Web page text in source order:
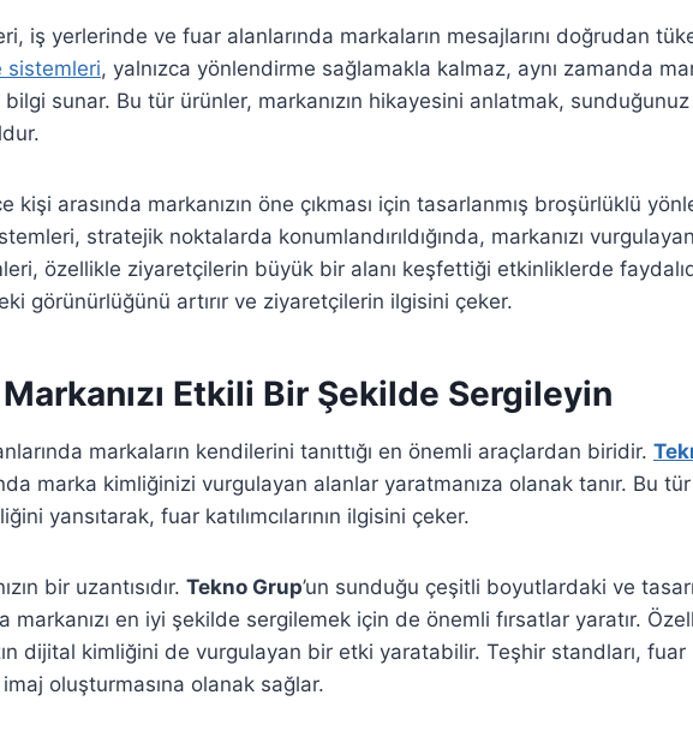
iş yerlerinde ve fuar alanlarında markaların mesajlarını doğrudan
sistemleri, yalnızca yönlendirme sağlamakla kalmaz, aynı zamanda
sunar. Bu tür ürünler, markanızın hikayesini anlatmak,
kişi arasında markanızın öne çıkması için tasarlanmış broşürlüklü
stratejik noktalarda konumlandırıldığında, markanızı
özellikle ziyaretçilerin büyük bir alanı keşfettiği etkinliklerde
görünürlüğünü artırır ve ziyaretçilerin ilgisini çeker.
Etkili Bir Şekilde Sergileyin
markaların kendilerini tanıttığı en önemli araçlardan biridir.
marka kimliğinizi vurgulayan alanlar yaratmanıza olanak tanır. Bu
yansıtarak, fuar katılımcılarının ilgisini çeker.
bir uzantısıdır. Tekno Grup’un sunduğu çeşitli boyutlardaki ve
markanızı en iyi şekilde sergilemek için de önemli fırsatlar yaratır.
dijital kimliğini de vurgulayan bir etki yaratabilir. Teşhir standları, fuar
oluşturmasına olanak sağlar.